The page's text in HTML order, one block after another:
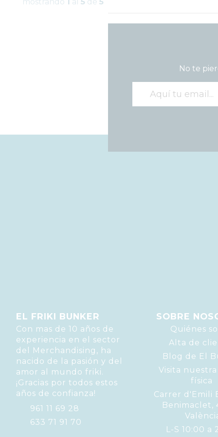
No te
EL FRIKI BUNKER
Con mas de 10 años de
experiencia en el sector
del Merchandising, ha
nacido de la pasión y del
amor al mundo friki.
¡Gracias por todos estos
años de confianza!
961 11 69 28
633 71 91 70
SOBRE
Quiénes
Alta de
Blog de El
Visita
física
Carrer d'Emili
Benimaclet,
L-S 10:00 a